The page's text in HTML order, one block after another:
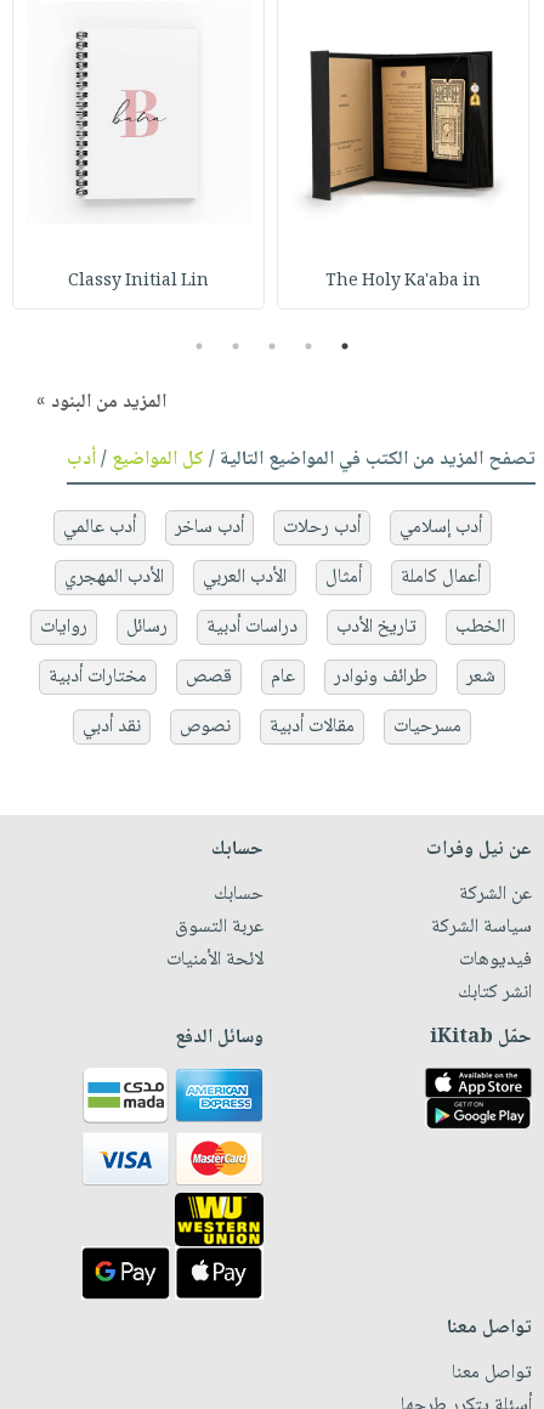
The Holy Ka'aba in
Classy Initial Lin
1
2
3
4
5
المزيد من البنود »
تصفح المزيد من الكتب في المواضيع التالية /كل المواضيع/أدب
أدب إسلامي أدب رحلات أدب ساخر
أدب عالمي
أعمال كاملة
أمثال الأدب العربي
الأدب المهجري
الخطب
تاريخ الأدب دراسات أدبية رسائل
روايات
شعر
طرائف ونوادر عام قصص
مختارات أدبية
مسرحيات
مقالات أدبية نصوص نقد أدبي
عن نيل وفرات
عن الشركة
سياسة الشركة
فيديوهات
انشر كتابك
حسابك
حسابك
عربة التسوق
لائحة الأمنيات
حمّل iKitab وسائل الدفع
تواصل معنا
تواصل معنا